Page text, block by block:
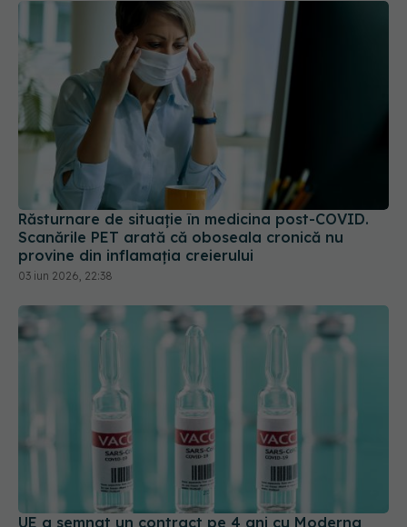
Răsturnare de situație în medicina post-COVID.
Scanările PET arată că oboseala cronică nu
provine din inflamația creierului
03 iun 2026, 22:38
UE a semnat un contract pe 4 ani cu Moderna
pentru vaccinuri împotriva COVID-19